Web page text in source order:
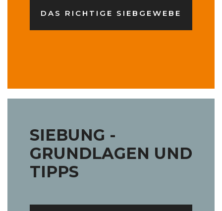
DAS RICHTIGE SIEBGEWEBE
SIEBUNG -
GRUNDLAGEN UND
TIPPS